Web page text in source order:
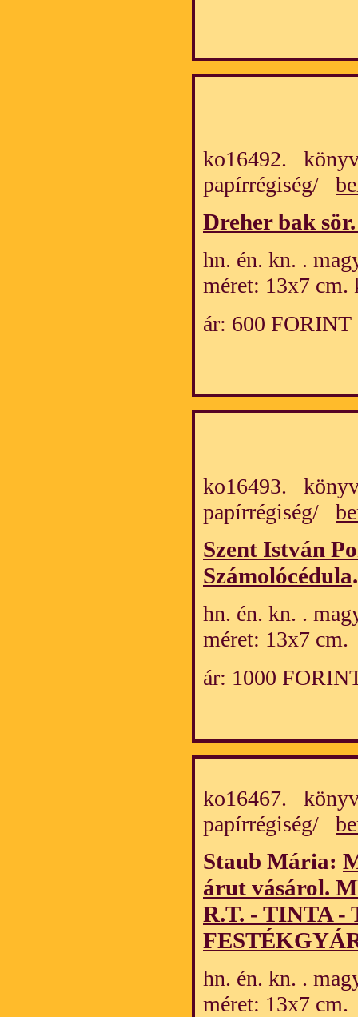
ko16492.
papírrégiség/
Dreher bak
hn. én. kn. .
méret: 13x7 cm.
ár: 600 FORINT
ko16493.
papírrégiség/
Szent István
Számolócédula.
hn. én. kn. .
méret: 13x7 cm.
ár: 1000
ko16467.
papírrégiség/
Staub Mária:
árut vásárol.
R.T. - TINTA -
hn. én. kn. .
méret: 13x7 cm.